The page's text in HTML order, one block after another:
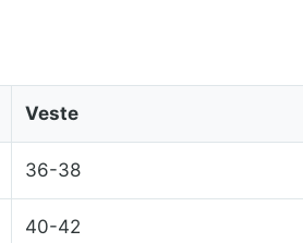
Veste
36-38
40-42